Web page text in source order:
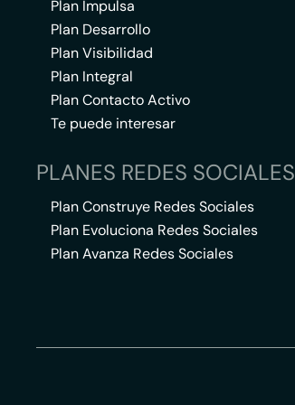
Plan Impulsa
Plan Desarrollo
Plan Visibilidad
Plan Integral
Plan Contacto Activo
Te puede interesar
PLANES REDES SOCIALES
Plan Construye Redes Sociales
Plan Evoluciona Redes Sociales
Plan Avanza Redes Sociales